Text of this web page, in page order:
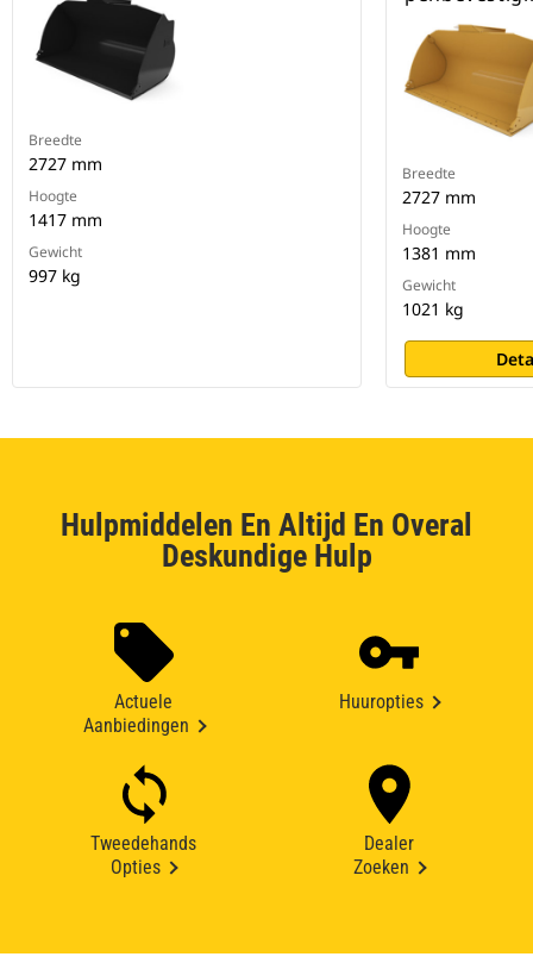
Breedte
2727 mm
Hoogte
1417 mm
Gewicht
997 kg
Breedte
2727 mm
Hoogte
1381 mm
Gewicht
1021 kg
Hulpmiddelen En Altijd En Overal
Deskundige Hulp
Actuele
Aanbiedingen
Huuropties
Tweedehands
Opties
Dealer
Zoeken